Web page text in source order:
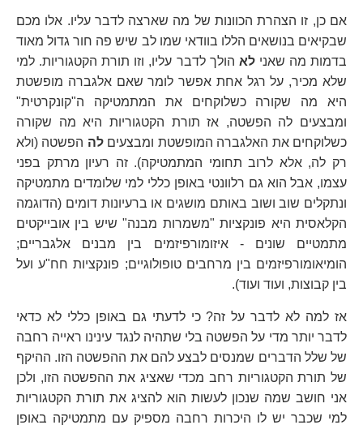
אם כן, זו הצהרת הכוונות של מה שארצה לדבר עליו. אלו מכם
שבקיאים בנושאים הללו בוודאי שמו לב שיש פה חור גדול מאוד
בדמות מה שאנילא הולך לדבר עליו, וזו תורת הקטגוריות. למי
שלא מכיר, על רגל אחת אפשר לומר שאם אלגברה מופשטת
היא מה שקורה כשלוקחים את המתמטיקה ה"קונקרטית"
ומבצעים לה הפשטה, אז תורת הקטגוריות היא מה שקורה
כשלוקחים את האלגברה המופשטת ומבצעיםלה הפשטה (ולא
רק לה, אלא לרוב תחומי המתמטיקה). זה רעיון מרתק בפני
עצמו, אבל הוא גם רלוונטי באופן כללי למי שלומדים מתמטיקה
ונתקלים שוב ושוב באותם מושגים או ברעיונות דומים (הדוגמה
הקלאסית היא פונקציות "משמרות מבנה" שיש בין אובייקטים
מתמטיים שונים - איזומורפיזמים בין מבנים אלגבריים;
הומיאומורפיזמים בין מרחבים טופולוגיים; פונקציות חח"ע ועל
בין קבוצות, ועוד ועוד).
אז למה לא לדבר על זה? כי לדעתי גם באופן כללי לא כדאי
לדבר יותר מדי על הפשטה בלי שתהיה לנגד עינינו ראייה רחבה
של שלל הדברים שמנסים לבצע להם את ההפשטה הזו. ההיקף
של תורת הקטגוריות רחב מכדי שאציג את ההפשטה הזו, ולכן
אני חושב שמה שנכון לעשות הוא להציג את תורת הקטגוריות
למי שכבר יש לו היכרות רחבה מספיק עם מתמטיקה באופן